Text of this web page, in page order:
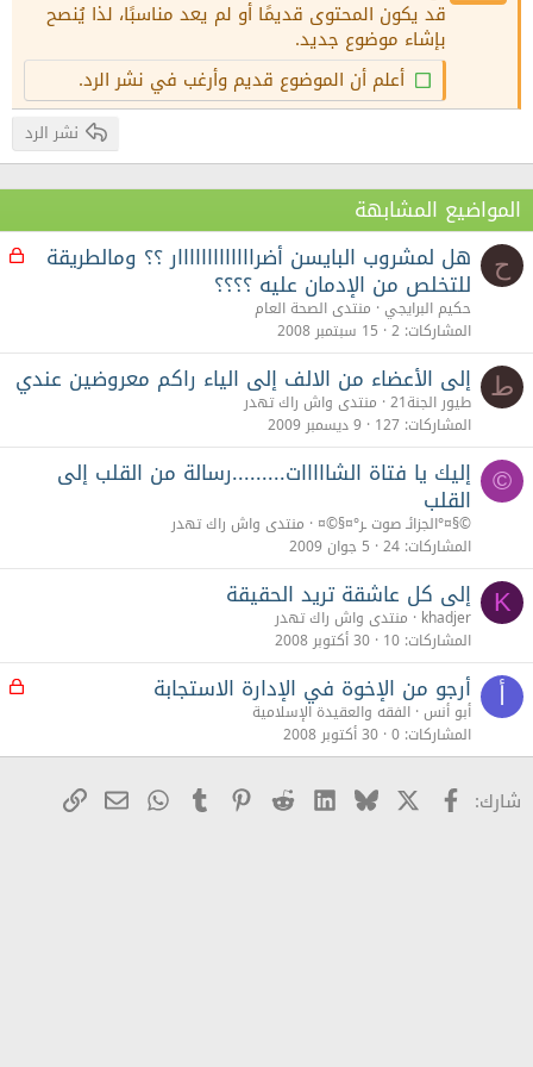
22
26
Times New Roman
Trebuchet MS
Verdana
قد يكون المحتوى قديمًا أو لم يعد مناسبًا، لذا يُنصح
بإشاء موضوع جديد.
أعلم أن الموضوع قديم وأرغب في نشر الرد.
نشر الرد
المواضيع المشابهة
ح م هل لمشروب البايسن أضرااااااااااااار ؟؟ ومالطريقة
للتخلص من الإدمان عليه ؟؟؟؟
حكيم البرايجي منتدى الصحة العام
المشاركات 2 15 سبتمبر 2008
ط إلى الأعضاء من الالف إلى الياء راكم معروضين عندي
طيور الجنة21
منتدى واش راك تهدر
المشاركات 127 9 ديسمبر 2009
© إليك يا فتاة الشااااات.........رسالة من القلب إلى
القلب
©§¤°الجزائـ صوت ـر°¤§©¤ منتدى واش راك تهدر
المشاركات 24 5 جوان 2009
K إلى كل عاشقة تريد الحقيقة
khadjer منتدى واش راك تهدر
المشاركات 10 30 أكتوبر 2008
أ م أرجو من الإخوة في الإدارة الاستجابة
أبو أنس الفقه والعقيدة الإسلامية
المشاركات 0 30 أكتوبر 2008
شارك: Facebook
X
Bluesky
LinkedIn
Reddit
Pinterest
Tumblr
WhatsApp
البريدرابط